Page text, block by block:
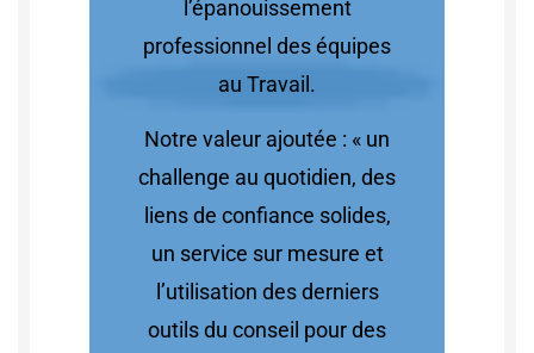
l’épanouissement
professionnel des équipes
au Travail.
Notre valeur ajoutée : « un
challenge au quotidien, des
liens de confiance solides,
un service sur mesure et
l’utilisation des derniers
outils du conseil pour des